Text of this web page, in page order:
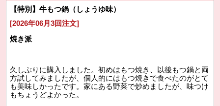
【特別】牛もつ鍋（しょうゆ味）
[2026年06月3回注文]
焼き派
久しぶりに購入しました。初めはもつ焼き、以後もつ鍋と両
方試してみましたが、個人的にはもつ焼きで食べたのがとて
も美味しかったです。家にある野菜で炒めましたが、味つけ
もちょうどよかった。